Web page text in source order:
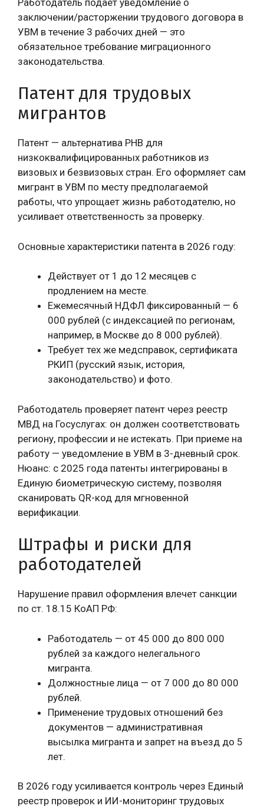
заключении/расторжении трудового договора в
УВМ в течение 3 рабочих дней — это
обязательное требование миграционного
законодательства.
Патент для трудовых
мигрантов
Патент — альтернатива РНВ для
низкоквалифицированных работников из
визовых и безвизовых стран. Его оформляет сам
мигрант в УВМ по месту предполагаемой
работы, что упрощает жизнь работодателю, но
усиливает ответственность за проверку.
Основные характеристики патента в 2026 году:
Действует от 1 до 12 месяцев с
продлением на месте.
Ежемесячный НДФЛ фиксированный — 6
000 рублей (с индексацией по регионам,
например, в Москве до 8 000 рублей).
Требует тех же медсправок, сертификата
РКИП (русский язык, история,
законодательство) и фото.
Работодатель проверяет патент через реестр
МВД на Госуслугах: он должен соответствовать
региону, профессии и не истекать. При приеме на
работу — уведомление в УВМ в 3-дневный срок.
Нюанс: с 2025 года патенты интегрированы в
Единую биометрическую систему, позволяя
сканировать QR-код для мгновенной
верификации.
Штрафы и риски для
работодателей
Нарушение правил оформления влечет санкции
по ст. 18.15 КоАП РФ:
Работодатель — от 45 000 до 800 000
рублей за каждого нелегального
мигранта.
Должностные лица — от 7 000 до 80 000
рублей.
Применение трудовых отношений без
документов — административная
высылка мигранта и запрет на въезд до 5
лет.
В 2026 году усиливается контроль через Единый
реестр проверок и ИИ-мониторинг трудовых